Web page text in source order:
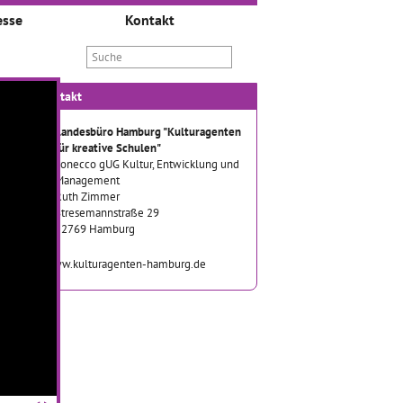
Kontakt
Kontakt
Landesbüro Hamburg "Kulturagenten
für kreative Schulen"
conecco gUG Kultur, Entwicklung und
Management
Ruth Zimmer
Stresemannstraße 29
22769 Hamburg
www.kulturagenten-hamburg.de